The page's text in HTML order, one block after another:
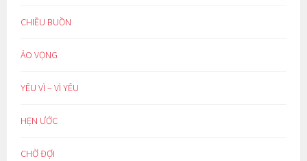
CHIỀU BUỒN
ẢO VỌNG
YÊU VÌ – VÌ YÊU
HẸN ƯỚC
CHỜ ĐỢI